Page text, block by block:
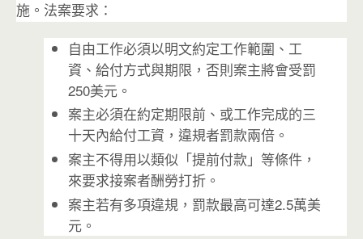
施。法案要求：
自由工作必須以明文約定工作範圍、工
資、給付方式與期限，否則案主將會受罰
250美元。
案主必須在約定期限前、或工作完成的三
十天內給付工資，違規者罰款兩倍。
案主不得用以類似「提前付款」等條件，
來要求接案者酬勞打折。
案主若有多項違規，罰款最高可達2.5萬美
元。